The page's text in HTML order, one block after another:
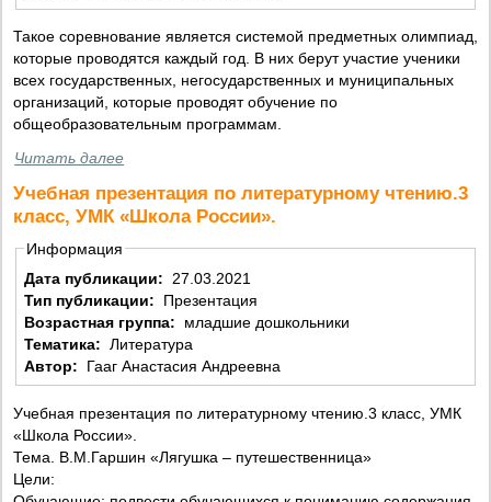
Такое соревнование является системой предметных олимпиад,
которые проводятся каждый год. В них берут участие ученики
всех государственных, негосударственных и муниципальных
организаций, которые проводят обучение по
общеобразовательным программам.
Читать далее
Учебная презентация по литературному чтению.3
класс, УМК «Школа России».
Информация
Дата публикации:
27.03.2021
Тип публикации:
Презентация
Возрастная группа:
младшие дошкольники
Тематика: Литература
Автор:
Гааг Анастасия Андреевна
Учебная презентация по литературному чтению.3 класс, УМК
«Школа России».
Тема. В.М.Гаршин «Лягушка – путешественница»
Цели: